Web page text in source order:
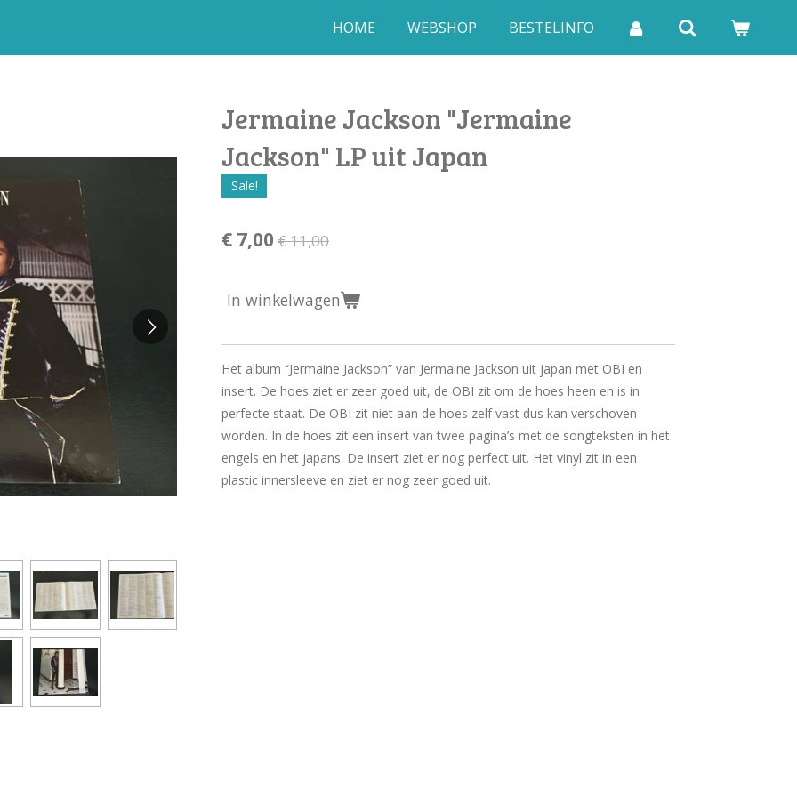
HOME WEBSHOP BESTELINFO
Jermaine Jackson "Jermaine
Jackson" LP uit Japan
Sale!
€ 7,00 € 11,00
In winkelwagen
Het album “Jermaine Jackson” van Jermaine Jackson uit japan met OBI en
insert. De hoes ziet er zeer goed uit, de OBI zit om de hoes heen en is in
perfecte staat. De OBI zit niet aan de hoes zelf vast dus kan verschoven
worden. In de hoes zit een insert van twee pagina’s met de songteksten in het
engels en het japans. De insert ziet er nog perfect uit. Het vinyl zit in een
plastic innersleeve en ziet er nog zeer goed uit.